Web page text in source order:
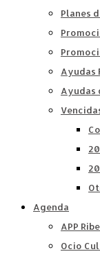
Planes
Ayudas
Ayudas
Agenda
APP
Ocio